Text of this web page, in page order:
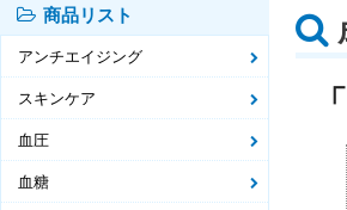
商品リスト
アンチエイジング
スキンケア
血圧
血糖